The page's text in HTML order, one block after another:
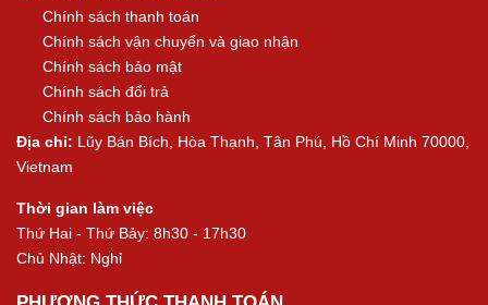
Chính sách thanh toán
Chính sách vận chuyển và giao nhận
Chính sách bảo mật
Chính sách đổi trả
Chính sách bảo hành
Địa chỉ: Lũy Bán Bích, Hòa Thạnh, Tân Phú, Hồ Chí Minh 70000,
Vietnam
Thời gian làm việc
Thứ Hai - Thứ Bảy: 8h30 - 17h30
Chủ Nhật: Nghỉ